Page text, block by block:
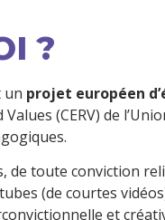
?​
un projet européen
(CERV) de
de toute conviction
(de courtes
et